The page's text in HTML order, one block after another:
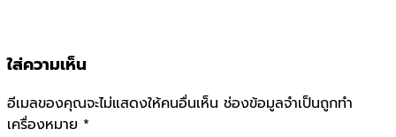
ใส่ความเห็น
อีเมลของคุณจะไม่แสดงให้คนอื่นเห็น ช่องข้อมูลจำเป็นถูกทำ
เครื่องหมาย *